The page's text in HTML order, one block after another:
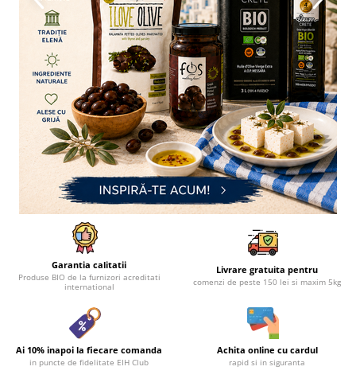
Condimente turcesti
Ghimbir murat la borcan
Alge Nori
Supa miso
Garantia calitatii
Produse BIO de la furnizori acreditati
international
Livrare gratuita pentru
comenzi de peste 150 lei si maxim 5kg
Ai 10% inapoi la fiecare comanda
in puncte de fidelitate EIH Club
Achita online cu cardul
rapid si in siguranta